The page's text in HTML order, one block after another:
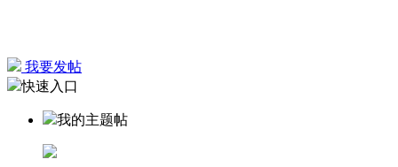
我要发帖
快速入口
我的主题帖